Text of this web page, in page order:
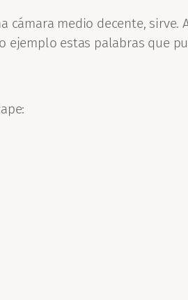
medio decente,
ejemplo estas palabras que